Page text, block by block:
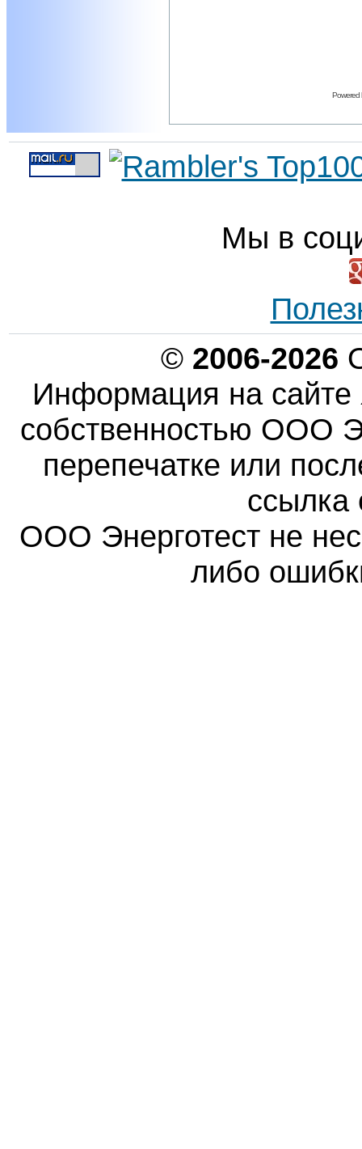
Powered
Мы в
© 2006-2026
Информация на сайте
собственностью ООО
перепечатке или
ссылка
ООО Энерготест не
либо